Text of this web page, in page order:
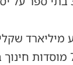
שכוללים שיפוצי